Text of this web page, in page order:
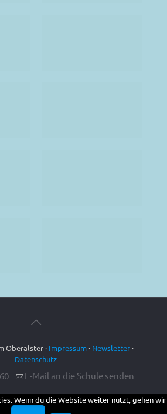
Oberalster · Impressum· Newsletter·
Datenschutz
E-Mail an die Schule senden
Wenn du die Website weiter nutzt, gehen wir